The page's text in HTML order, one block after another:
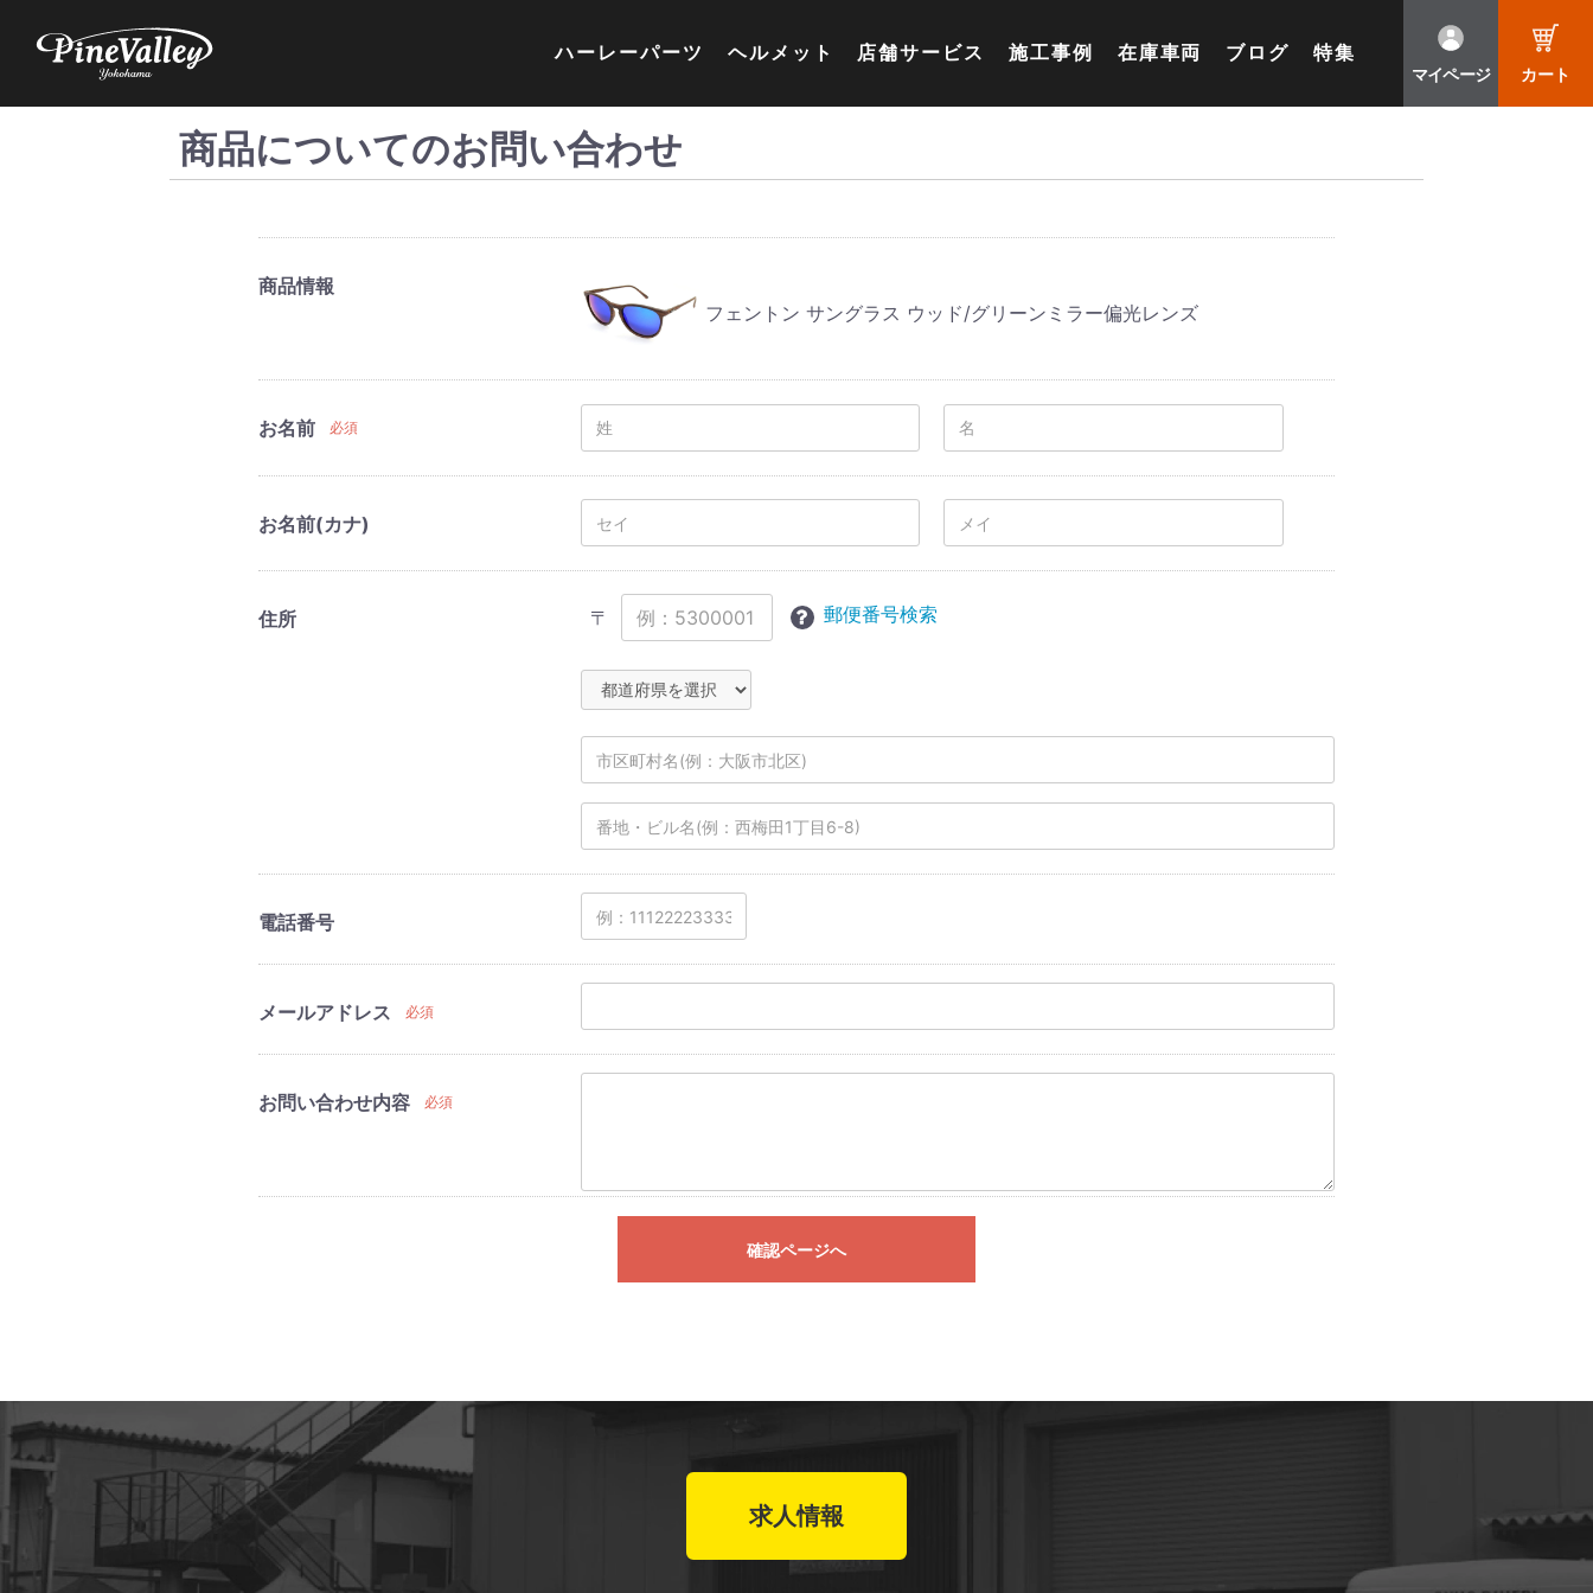
ハーレーパーツ ヘルメット 店舗サービス 施工事例 在庫車両 ブログ 特集
マイページ カート
商品についてのお問い合わせ
商品情報
フェントン サングラス ウッド/グリーンミラー偏光レンズ
お名前 必須
お名前(カナ)
住所 〒 郵便番号検索
電話番号
メールアドレス 必須
お問い合わせ内容 必須
確認ページへ
求人情報